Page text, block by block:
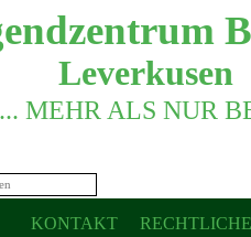
... MEHR ALS NUR
Leverkusen
KONTAKT